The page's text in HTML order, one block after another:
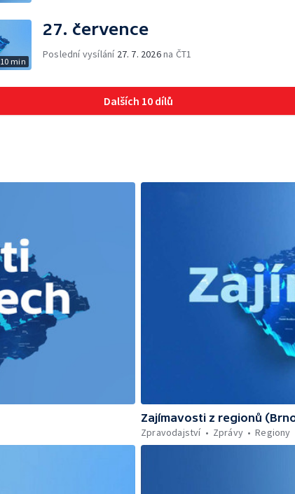
10 min
27. července
Poslední vysílání 27. 7. 2026na ČT1
Dalších 10 dílů
Zajímavosti z regionů
Zpravodajství
Zprávy Regiony